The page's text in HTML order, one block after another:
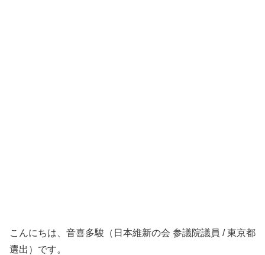
こんにちは、音喜多駿（日本維新の会 参議院議員 / 東京都
選出）です。